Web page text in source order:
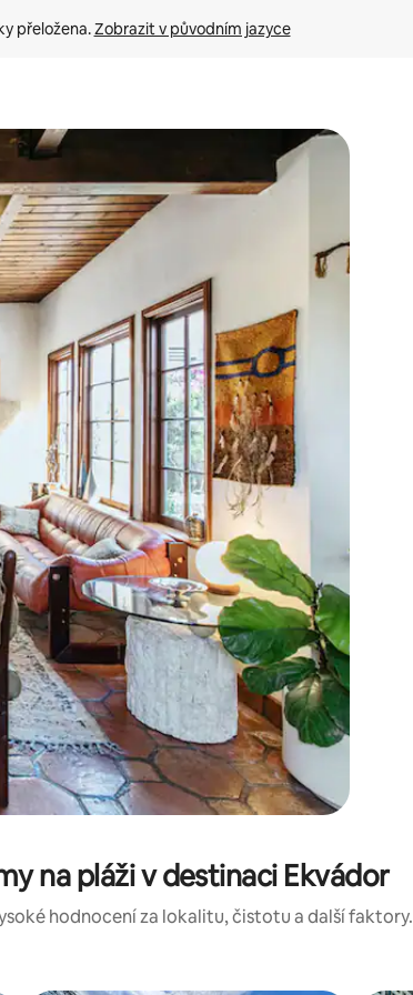
přeložena. Zobrazit v původním jazyce
nebo přejetím prstem.
na pláži v destinaci Ekvádor
hodnocení za lokalitu, čistotu a další faktory.